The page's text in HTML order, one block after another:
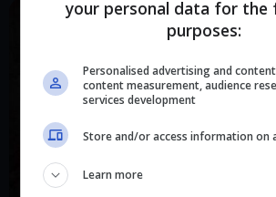
your personal data for the
purposes:
Personalised advertising and
content measurement, audience
services development
Store and/or access information on
Learn more